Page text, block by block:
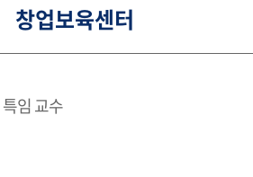
창업보육센터
임 교수